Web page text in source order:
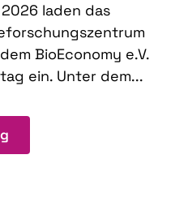
laden das
BioEconomy e.V.
ein. Unter dem...